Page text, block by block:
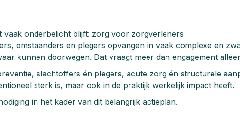
vaak onderbelicht blijft: zorg voor zorgverleners
omstaanders en plegers opvangen in vaak complexe en
kunnen doorwegen. Dat vraagt meer dan engagement
slachtoffers én plegers, acute zorg én structurele
sterk is, maar ook in de praktijk werkelijk impact heeft.
in het kader van dit belangrijk actieplan.